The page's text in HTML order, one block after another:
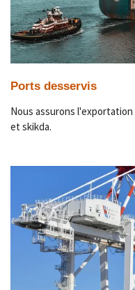
Ports desservis
Nous assurons
et skikda.